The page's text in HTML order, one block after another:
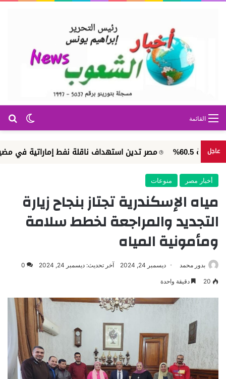
الوضع القائمة
عاجل مصر تدين استهداف ناقلة نفط إماراتية في مضيق هرمز
أخبار مصر منوعات
مياه الإسكندرية تجتاز بنجاح زيارة
التجديد والمراجعة لخطط سلامة
ومأمونية المياه
بدور محمد ديسمبر 24, 2024 آخر تحديث: ديسمبر 24, 2024 0
20 دقيقة واحدة